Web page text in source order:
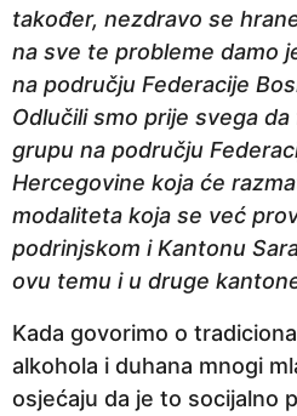
također, nezdravo se
na sve te probleme damo
na području Federacije
Odlučili smo prije svega
grupu na području
Hercegovine koja će
modaliteta koja se već
podrinjskom i Kantonu
ovu temu i u druge
Kada govorimo o
alkohola i duhana mnogi
osjećaju da je to socijalno